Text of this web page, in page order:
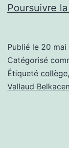
Poursuivre
Publié le 20 mai
Catégorisé
Étiqueté collège,
Vallaud